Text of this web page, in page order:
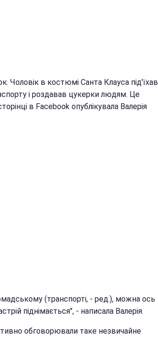
Чоловік в костюмі Санта Клауса під'їхав
і роздавав цукерки людям. Це
в Facebook опублікувала Валерія
(транспорті, - ред.), можна ось
піднімається", - написала Валерія.
обговорювали таке незвичайне